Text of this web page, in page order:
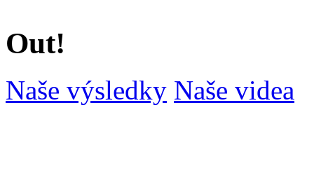
Out!
Naše výsledky Naše videa